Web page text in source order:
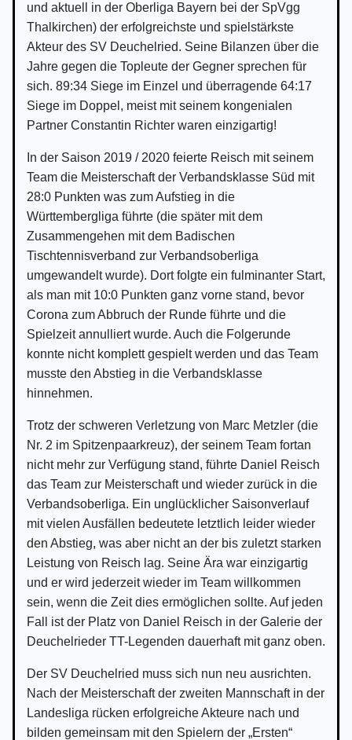
und aktuell in der Oberliga Bayern bei der SpVgg
Thalkirchen) der erfolgreichste und spielstärkste
Akteur des SV Deuchelried. Seine Bilanzen über die
Jahre gegen die Topleute der Gegner sprechen für
sich. 89:34 Siege im Einzel und überragende 64:17
Siege im Doppel, meist mit seinem kongenialen
Partner Constantin Richter waren einzigartig!
In der Saison 2019 / 2020 feierte Reisch mit seinem
Team die Meisterschaft der Verbandsklasse Süd mit
28:0 Punkten was zum Aufstieg in die
Württembergliga führte (die später mit dem
Zusammengehen mit dem Badischen
Tischtennisverband zur Verbandsoberliga
umgewandelt wurde). Dort folgte ein fulminanter Start,
als man mit 10:0 Punkten ganz vorne stand, bevor
Corona zum Abbruch der Runde führte und die
Spielzeit annulliert wurde. Auch die Folgerunde
konnte nicht komplett gespielt werden und das Team
musste den Abstieg in die Verbandsklasse
hinnehmen.
Trotz der schweren Verletzung von Marc Metzler (die
Nr. 2 im Spitzenpaarkreuz), der seinem Team fortan
nicht mehr zur Verfügung stand, führte Daniel Reisch
das Team zur Meisterschaft und wieder zurück in die
Verbandsoberliga. Ein unglücklicher Saisonverlauf
mit vielen Ausfällen bedeutete letztlich leider wieder
den Abstieg, was aber nicht an der bis zuletzt starken
Leistung von Reisch lag. Seine Ära war einzigartig
und er wird jederzeit wieder im Team willkommen
sein, wenn die Zeit dies ermöglichen sollte. Auf jeden
Fall ist der Platz von Daniel Reisch in der Galerie der
Deuchelrieder TT-Legenden dauerhaft mit ganz oben.
Der SV Deuchelried muss sich nun neu ausrichten.
Nach der Meisterschaft der zweiten Mannschaft in der
Landesliga rücken erfolgreiche Akteure nach und
bilden gemeinsam mit den Spielern der „Ersten“